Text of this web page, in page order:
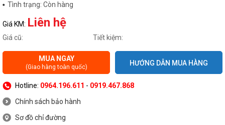
Tình trạng: Còn hàng
Giá KM: Liên hệ
Giá cũ: Tiết kiệm:
MUA NGAY
(Giao hàng toàn quốc) HƯỚNG DẪN MUA HÀNG
Hotline: 0964.196.611 - 0919.467.868
Chính sách bảo hành
Sơ đồ chỉ đường